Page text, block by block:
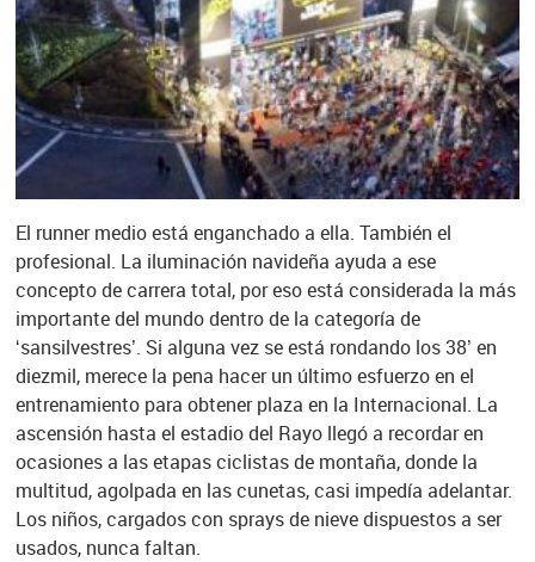
El runner medio está enganchado a ella. También el
profesional. La iluminación navideña ayuda a ese
concepto de carrera total, por eso está considerada la más
importante del mundo dentro de la categoría de
‘sansilvestres’. Si alguna vez se está rondando los 38’ en
diezmil, merece la pena hacer un último esfuerzo en el
entrenamiento para obtener plaza en la Internacional. La
ascensión hasta el estadio del Rayo llegó a recordar en
ocasiones a las etapas ciclistas de montaña, donde la
multitud, agolpada en las cunetas, casi impedía adelantar.
Los niños, cargados con sprays de nieve dispuestos a ser
usados, nunca faltan.